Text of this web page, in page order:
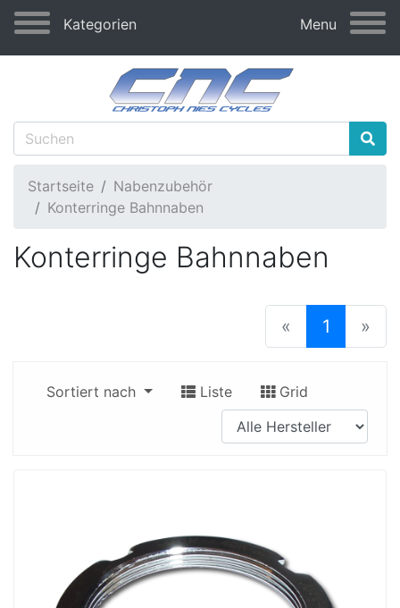
Kategorien Menu
Startseite
Nabenzubehör
Konterringe Bahnnaben
Konterringe Bahnnaben
« 1 »
Sortiert nach Liste Grid